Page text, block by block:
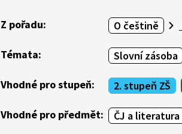
Z pořadu: O češtině
Témata: Slovní zásoba
Vhodné pro stupeň: 2. stupeň ZŠ
Vhodné pro předmět: ČJ a literatura